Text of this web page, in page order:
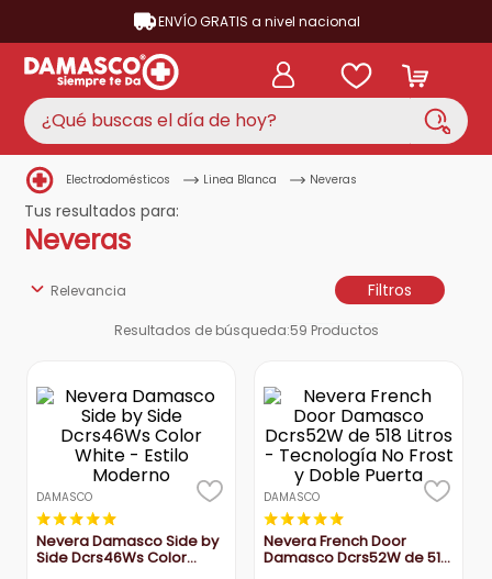
ENVÍO GRATIS a nivel nacional
¿Qué buscas el día de hoy?
Electrodomésticos Linea Blanca Neveras
Tus resultados para:
Neveras
Relevancia Filtros
Resultados de búsqueda:59 Productos
★★★★★
DAMASCO
Nevera Damasco Side by
Side Dcrs46Ws Color
★★★★★
DAMASCO
Nevera French Door
Damasco Dcrs52W de 518
TÉRMINOS MÁS BUSCADOS
1 . aire acondicionado
3. cocina
lavadora
licuadora
televisor
8. neveras
9 . aire-acondicionado
10. tv